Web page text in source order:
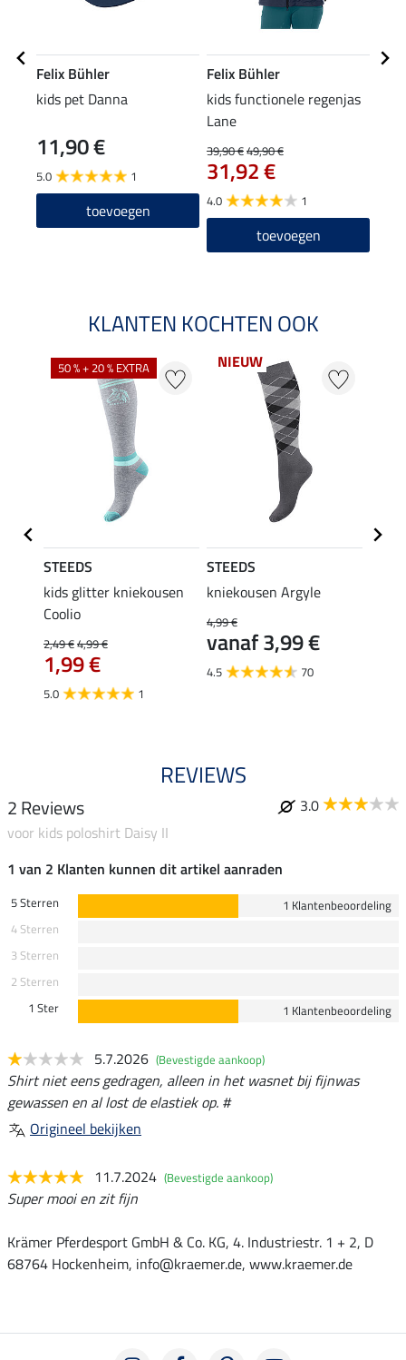
Felix Bühler
kids pet Danna
11,90 €
5.0 1
toevoegen
Felix Bühler
kids functionele regenjas
Lane
39,90 €49,90 €
31,92 €
4.0 1
toevoegen
KLANTEN KOCHTEN OOK
50 % + 20 % EXTRA
STEEDS
kids glitter kniekousen
Coolio
2,49 €4,99 €
1,99 €
5.0 1
NIEUW
STEEDS
kniekousen Argyle
4,99 €
vanaf 3,99 €
4.5 70
REVIEWS
2 Reviews
3.0
voor kids poloshirt Daisy II
1 van 2 Klanten kunnen dit artikel aanraden
5 Sterren
1 Klantenbeoordeling
4 Sterren
3 Sterren
2 Sterren
1 Ster
1 Klantenbeoordeling
5.7.2026 (Bevestigde aankoop)
Shirt niet eens gedragen, alleen in het wasnet bij fijnwas
gewassen en al lost de elastiek op. #
Origineel bekijken
11.7.2024 (Bevestigde aankoop)
Super mooi en zit fijn
Krämer Pferdesport GmbH & Co. KG, 4. Industriestr. 1 + 2, D
68764 Hockenheim, info@kraemer.de, www.kraemer.de